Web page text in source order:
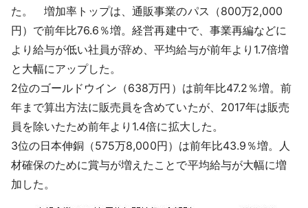
た。 増加率トップは、通販事業のパス（800万2,000
円）で前年比76.6％増。経営再建中で、事業再編などに
より給与が低い社員が辞め、平均給与が前年より1.7倍増
と大幅にアップした。
2位のゴールドウイン（638万円）は前年比47.2％増。前
年まで算出方法に販売員を含めていたが、2017年は販売
員を除いたため前年より1.4倍に拡大した。
3位の日本伸銅（575万8,000円）は前年比43.9％増。人
材確保のために賞与が増えたことで平均給与が大幅に増
加した。